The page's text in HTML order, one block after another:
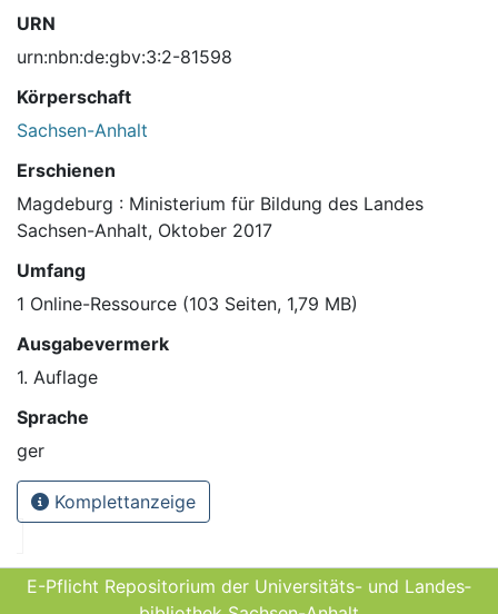
URN
urn:nbn:de:gbv:3:2-81598
Körperschaft
Sachsen-Anhalt
Erschienen
Magdeburg : Ministerium für Bildung des Landes
Sachsen-Anhalt, Oktober 2017
Umfang
1 Online-Ressource (103 Seiten, 1,79 MB)
Ausgabevermerk
1. Auflage
Sprache
ger
Komplettanzeige
E-Pflicht Repositorium der Universitäts- und Landes­